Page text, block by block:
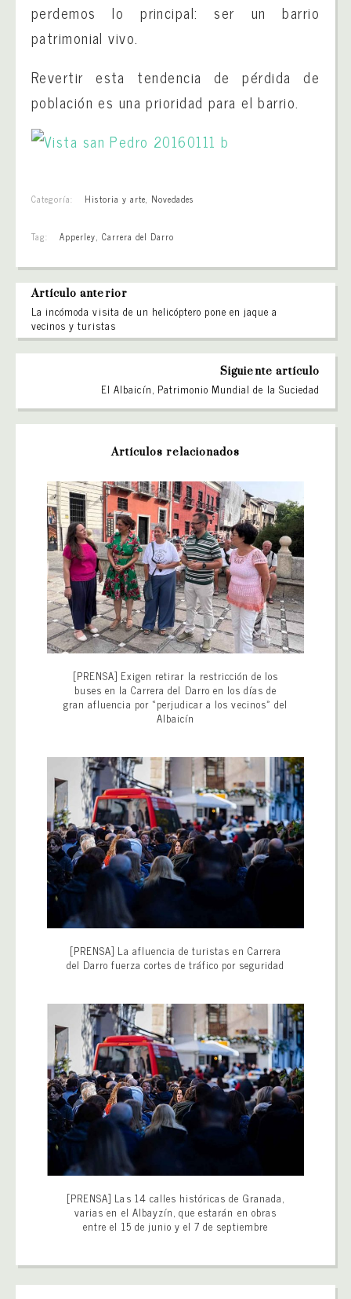
perdemos lo principal: ser un barrio
patrimonial vivo.
Revertir esta tendencia de pérdida de
población es una prioridad para el barrio.
Categoría: Historia y arte, Novedades
Tag: Apperley, Carrera del Darro
Artículo anterior
La incómoda visita de un helicóptero pone en jaque a
vecinos y turistas
Siguiente artículo
El Albaicín, Patrimonio Mundial de la Suciedad
Artículos relacionados
[PRENSA] Exigen retirar la restricción de los
buses en la Carrera del Darro en los días de
gran afluencia por «perjudicar a los vecinos» del
Albaicín
[PRENSA] La afluencia de turistas en Carrera
del Darro fuerza cortes de tráfico por seguridad
[PRENSA] Las 14 calles históricas de Granada,
varias en el Albayzín, que estarán en obras
entre el 15 de junio y el 7 de septiembre